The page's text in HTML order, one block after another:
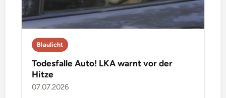
Blaulicht
Todesfalle Auto! LKA warnt vor der
Hitze
07.07.2026